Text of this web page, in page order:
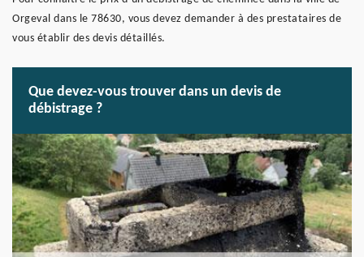
Orgeval dans le 78630, vous devez demander à des prestataires de
vous établir des devis détaillés.
Que devez-vous trouver dans un devis de
débistrage ?